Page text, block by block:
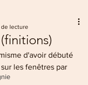
de lecture
d'avoir débuté
les fenêtres par